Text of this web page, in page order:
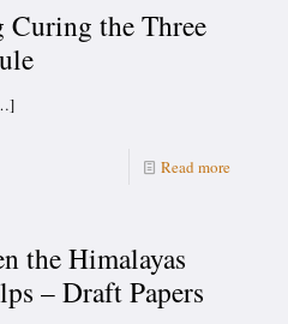
the Three
Read more
the Himalayas
– Draft Papers